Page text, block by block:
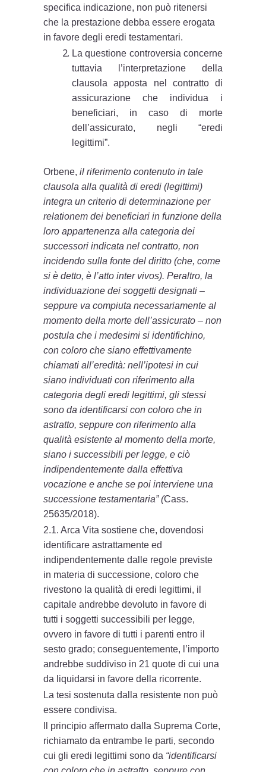
specifica indicazione, non può ritenersi
che la prestazione debba essere erogata
in favore degli eredi testamentari.
La questione controversia concerne
tuttavia l’interpretazione della
clausola apposta nel contratto di
assicurazione che individua i
beneficiari, in caso di morte
dell’assicurato, negli “eredi
legittimi”.
Orbene,il riferimento contenuto in tale
clausola alla qualità di eredi (legittimi)
integra un criterio di determinazione per
relationem dei beneficiari in funzione della
loro appartenenza alla categoria dei
successori indicata nel contratto, non
incidendo sulla fonte del diritto (che, come
si è detto, è l’atto inter vivos). Peraltro, la
individuazione dei soggetti designati –
seppure va compiuta necessariamente al
momento della morte dell’assicurato – non
postula che i medesimi si identifichino,
con coloro che siano effettivamente
chiamati all’eredità: nell’ipotesi in cui
siano individuati con riferimento alla
categoria degli eredi legittimi, gli stessi
sono da identificarsi con coloro che in
astratto, seppure con riferimento alla
qualità esistente al momento della morte,
siano i successibili per legge, e ciò
indipendentemente dalla effettiva
vocazione e anche se poi interviene una
successione testamentaria” (Cass.
25635/2018).
2.1. Arca Vita sostiene che, dovendosi
identificare astrattamente ed
indipendentemente dalle regole previste
in materia di successione, coloro che
rivestono la qualità di eredi legittimi, il
capitale andrebbe devoluto in favore di
tutti i soggetti successibili per legge,
ovvero in favore di tutti i parenti entro il
sesto grado; conseguentemente, l’importo
andrebbe suddiviso in 21 quote di cui una
da liquidarsi in favore della ricorrente.
La tesi sostenuta dalla resistente non può
essere condivisa.
Il principio affermato dalla Suprema Corte,
richiamato da entrambe le parti, secondo
cui gli eredi legittimi sono da “identificarsi